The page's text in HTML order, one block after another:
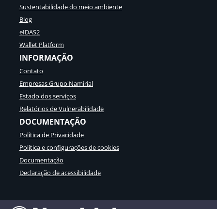
Sustentabilidade do meio ambiente
Blog
eIDAS2
Wallet Platform
INFORMAÇÃO
Contato
Empresas Grupo Namirial
Estado dos serviços
Relatórios de Vulnerabilidade
DOCUMENTAÇÃO
Política de Privacidade
Política e configurações de cookies
Documentação
Declaração de acessibilidade